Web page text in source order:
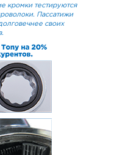
кромки тестируются
Пассатижи
своих